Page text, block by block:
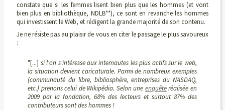
constate que si les femmes lisent bien plus que les hommes (et vont
bien plus en bibliothèque, NDLB**), ce sont en revanche les hommes
qui investissent le Web, et rédigent la grande majorité de son contenu.
Je ne résiste pas au plaisir de vous en citer le passage le plus savoureux
:
"[...] si l'on s'intéresse aux internautes les plus actifs sur le web,
la situation devient caricaturale. Parmi de nombreux exemples
(communauté du libre, bibliosphère, entreprises du NASDAQ,
etc.) prenons celui de Wikipédia. Selon une enquêteréalisée en
2009 par la fondation, 68% des lecteurs et surtout 87% des
contributeurs sont des hommes !